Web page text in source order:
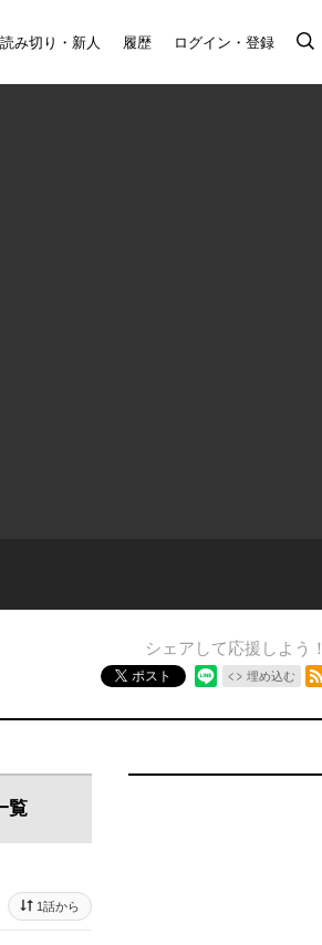
読み切り・新人 履歴 ログイン・登録
検
シェアして応援しよう！
ポスト 埋め込む
覧
1話から